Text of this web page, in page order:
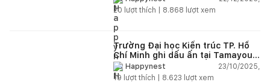
20 lượt thích | 8.868 lượt xem
Trường Đại học Kiến trúc TP. Hồ
Chí Minh ghi dấu ấn tại Tamayouz
Awards for Excellence 2024
Happynest
23/10/2025,
19 lượt thích | 8.623 lượt xem